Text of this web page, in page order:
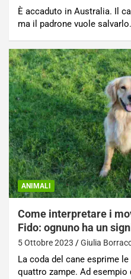
È accaduto in Australia. Il
ma il padrone vuole
ANIMALI
Come interpretare i
Fido: ognuno ha un
5 Ottobre 2023 Giulia
La coda del cane esprime
quattro zampe. Ad esempio